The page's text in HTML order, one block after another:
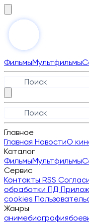
ФильмыМультфильмы
Главное
Главная НовостиО
Каталог
ФильмыМультфильмы
Сервис
Контакты RSS
обработки ПД
cookies
Жанры
анимебиография